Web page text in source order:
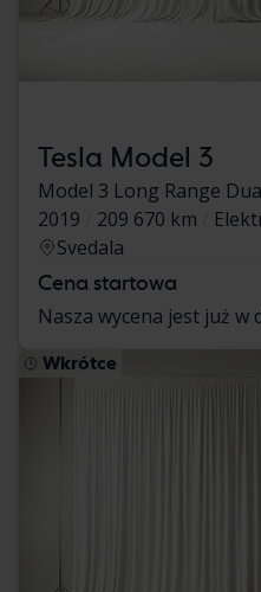
Tesla Model 3
Model 3 Long Range
2019
209 670 km
Svedala
Cena startowa
Nasza wycena jest już w
Wkrótce